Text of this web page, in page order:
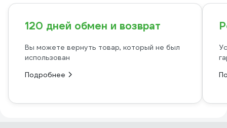
120 дней обмен и возврат
Вы можете вернуть товар, который не был
использован
Подробнее